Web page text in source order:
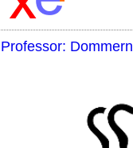
Professor: